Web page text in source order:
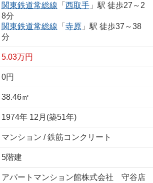
関東鉄道常総線 「 西取手」駅 徒歩27～2
8分
関東鉄道常総線 「 寺原」駅 徒歩37～38
分
5.03万円
0円
38.46㎡
1974年 12月(築51年)
マンション / 鉄筋コンクリート
5階建
アパートマンション館株式会社 守谷店